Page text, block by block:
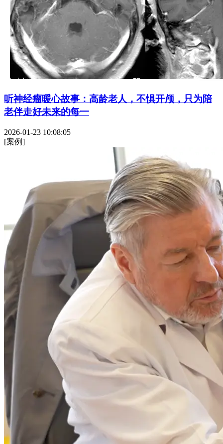
听神经瘤暖心故事：高龄老人，不惧开颅，只为陪
老伴走好未来的每一
2026-01-23 10:08:05
[案例]